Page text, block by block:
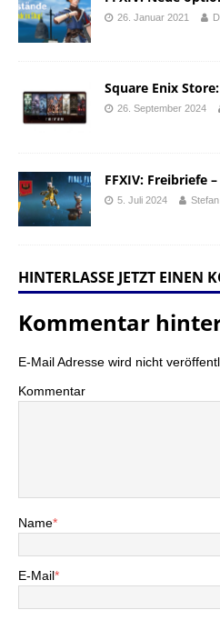
26. Januar 2021
Square Enix
26. September 2024
FFXIV: Freibriefe
5. Juli 2024 Stefan
HINTERLASSE JETZT EINEN
Kommentar
E-Mail Adresse wird nicht
Kommentar
Name*
E-Mail*